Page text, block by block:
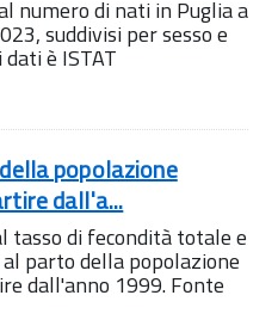
numero di nati in Puglia a
suddivisi per sesso e
è ISTAT
popolazione
dall'a...
di fecondità totale e
parto della popolazione
dall'anno 1999. Fonte